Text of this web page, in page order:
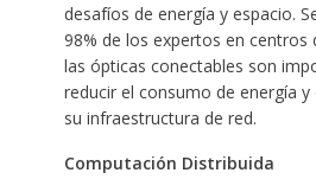
desafíos de energía y espacio.
98% de los expertos en centros
las ópticas conectables son
reducir el consumo de energía
su infraestructura de red.
Computación Distribuida